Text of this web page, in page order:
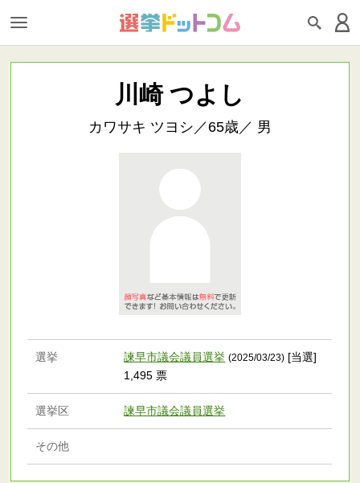
川崎 つよし
カワサキ ツヨシ／65歳／ 男
選挙 諫早市議会議員選挙 (2025/03/23) [当選]
1,495 票
選挙区 諫早市議会議員選挙
その他